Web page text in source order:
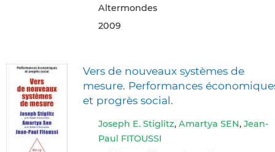
Altermondes
2009
Vers de nouveaux systèmes de
mesure. Performances
et progrès social.
Joseph E. Stiglitz, Amartya SEN, Jean-
Paul FITOUSSI